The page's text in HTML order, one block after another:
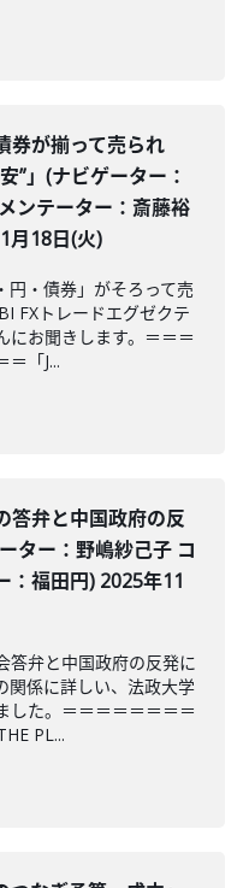
券が揃って売られ
”」(ナビゲーター：
ンテーター：斎藤裕
月18日(火)
円・債券」がそろって売
FXトレードエグゼクテ
にお聞きします。＝＝＝
「J...
答弁と中国政府の反
ター：野嶋紗己子 コ
：福田円) 2025年11
答弁と中国政府の反発に
関係に詳しい、法政大学
した。＝＝＝＝＝＝＝＝
PL...